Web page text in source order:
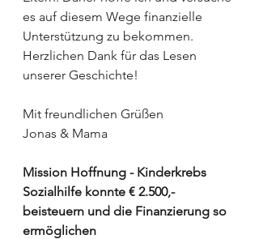
es auf diesem Wege finanzielle
Unterstützung zu bekommen.
Herzlichen Dank für das Lesen
unserer Geschichte!
Mit freundlichen Grüßen
Jonas & Mama
Mission Hoffnung - Kinderkrebs
Sozialhilfe konnte € 2.500,-
beisteuern und die Finanzierung so
ermöglichen